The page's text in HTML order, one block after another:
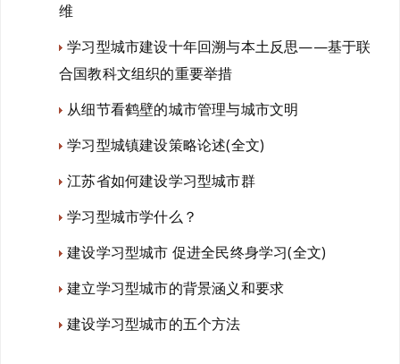
维
学习型城市建设十年回溯与本土反思——基于联
合国教科文组织的重要举措
从细节看鹤壁的城市管理与城市文明
学习型城镇建设策略论述(全文)
江苏省如何建设学习型城市群
学习型城市学什么？
建设学习型城市 促进全民终身学习(全文)
建立学习型城市的背景涵义和要求
建设学习型城市的五个方法